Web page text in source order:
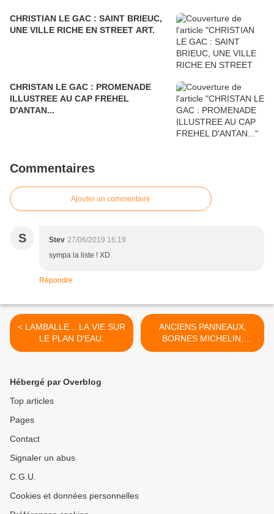
CHRISTIAN LE GAC : SAINT BRIEUC,
UNE VILLE RICHE EN STREET ART.
CHRISTAN LE GAC : PROMENADE
ILLUSTREE AU CAP FREHEL
D'ANTAN...
Commentaires
Ajouter un commentaire
S Stev 27/06/2019 16:19
sympa la liste ! XD
Répondre
< LAMBALLE... LA VIE SUR
LE PLAN D'EAU.
ANCIENS PANNEAUX,
BORNES MICHELIN,
PLAQUES DE COCHERS...
Hébergé par Overblog
Top articles
Pages
Contact
Signaler un abus
C.G.U.
Cookies et données personnelles